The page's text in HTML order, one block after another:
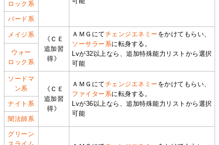
ロック系
バード系
メイジ系
《ＣＥ
追加習
得》
ＡＭＧにてチェンジエネミー をかけてもらい、
ソーサラー系に転身する。
Lvが32以上なら、追加特殊能力リストから選択
可能
ウォー
ロック系
ソードマ
ン系
《ＣＥ
追加習
得》
ＡＭＧにてチェンジエネミー をかけてもらい、
ファイター系に転身する。
Lvが36以上なら、追加特殊能力リストから選択
可能
ナイト系
闇法師系
グリーン